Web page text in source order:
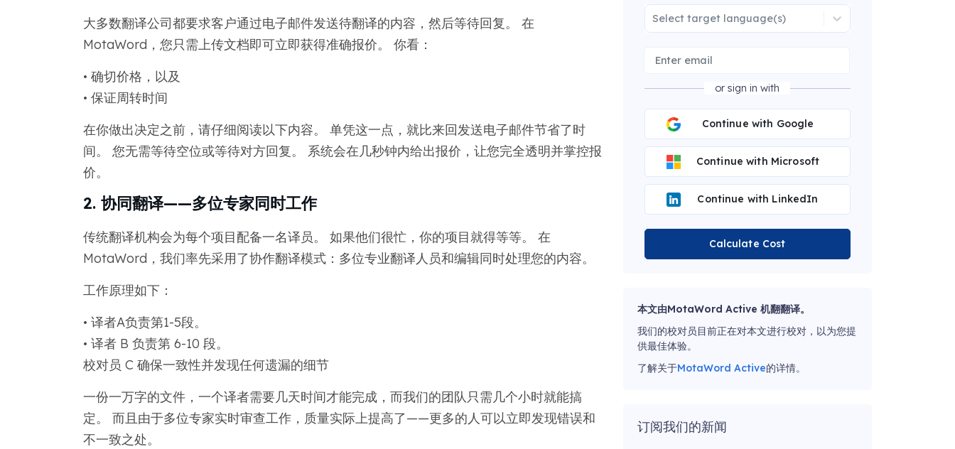
大多数翻译公司都要求客户通过电子邮件发送待翻译的内容，然后等待回复。 在
MotaWord，您只需上传文档即可立即获得准确报价。 你看：
• 确切价格，以及
• 保证周转时间
在你做出决定之前，请仔细阅读以下内容。 单凭这一点，就比来回发送电子邮件节省了时
间。 您无需等待空位或等待对方回复。 系统会在几秒钟内给出报价，让您完全透明并掌控报
价。
2. 协同翻译——多位专家同时工作
传统翻译机构会为每个项目配备一名译员。 如果他们很忙，你的项目就得等等。 在
MotaWord，我们率先采用了协作翻译模式：多位专业翻译人员和编辑同时处理您的内容。
工作原理如下：
• 译者A负责第1-5段。
• 译者 B 负责第 6-10 段。
校对员 C 确保一致性并发现任何遗漏的细节
一份一万字的文件，一个译者需要几天时间才能完成，而我们的团队只需几个小时就能搞
定。 而且由于多位专家实时审查工作，质量实际上提高了——更多的人可以立即发现错误和
不一致之处。
Select target language(s)
or sign in with
Continue with Google
Continue with Microsoft
Continue with LinkedIn
Calculate Cost
本文由MotaWord Active 机翻翻译。
我们的校对员目前正在对本文进行校对，以为您提
供最佳体验。
了解关于MotaWord Active的详情。
订阅我们的新闻